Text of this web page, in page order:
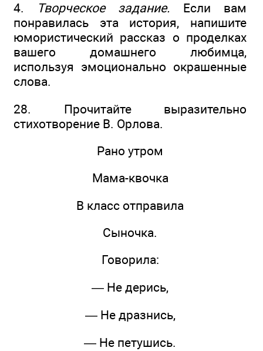
4.
Творческое задание. Если вам
понравилась эта история, напишите
юмористический рассказ о проделках
вашего домашнего любимца,
используя эмоционально окрашенные
слова.
28. Прочитайте выразительно
стихотворение В. Орлова.
Рано утром
Мама-квочка
В класс отправила
Сыночка.
Говорила:
— Не дерись,
— Не дразнись,
— Не петушись.